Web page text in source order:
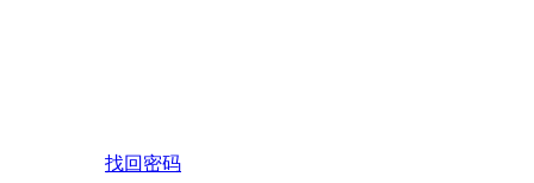
找回密码